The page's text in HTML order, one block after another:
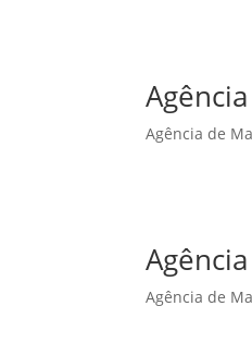
Agência de
Agência de